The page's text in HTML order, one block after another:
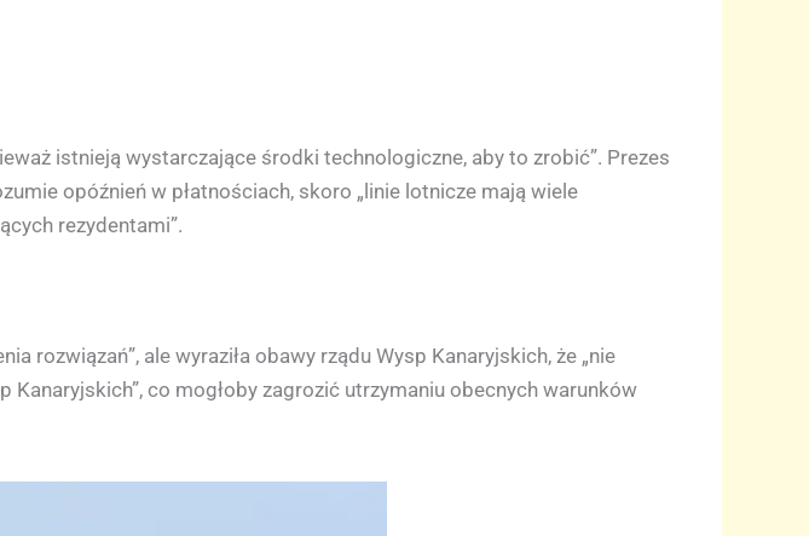
istnieją wystarczające środki technologiczne, aby to zrobić”. Prezes
opóźnień w płatnościach, skoro „linie lotnicze mają wiele
rezydentami”.
rozwiązań”, ale wyraziła obawy rządu Wysp Kanaryjskich, że „nie
co mogłoby zagrozić utrzymaniu obecnych warunków